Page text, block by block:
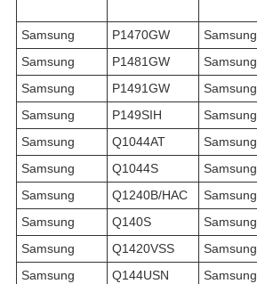
Samsung
P1470GW Samsung
Samsung
P1481GW Samsung
Samsung
P1491GW Samsung
Samsung
P149SIH Samsung
Samsung
Q1044AT Samsung
Samsung
Q1044S Samsung
Samsung
Q1240B/HAC Samsung
Samsung
Q140S Samsung
Samsung
Q1420VSS Samsung
Samsung
Q144USN Samsung